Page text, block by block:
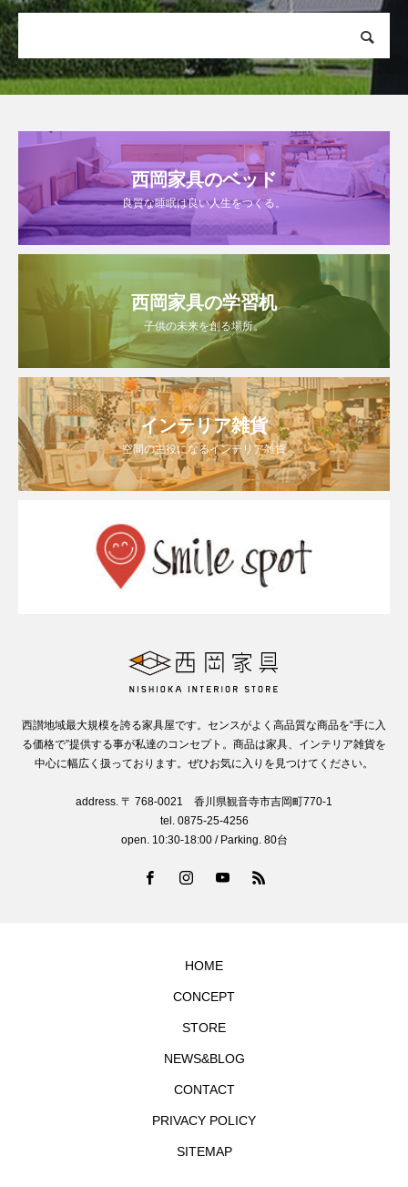
西岡家具のベッド
良質な睡眠は良い人生をつくる。
西岡家具の学習机
子供の未来を創る場所。
インテリア雑貨
空間の主役になるインテリア雑貨
西讃地域最大規模を誇る家具屋です。センスがよく高品質な商品を“手に入
る価格で”提供する事が私達のコンセプト。商品は家具、インテリア雑貨を
中心に幅広く扱っております。ぜひお気に入りを見つけてください。
address. 〒 768-0021 香川県観音寺市吉岡町770-1
tel. 0875-25-4256
open. 10:30-18:00 / Parking. 80台
HOME
CONCEPT
STORE
NEWS&BLOG
CONTACT
PRIVACY POLICY
SITEMAP